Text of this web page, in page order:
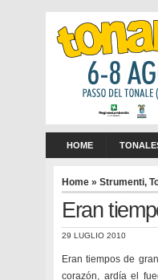
HOME
Home » Strumenti,
Eran
29 LUGLIO 2010
Eran tiempos de
corazón, ardía el